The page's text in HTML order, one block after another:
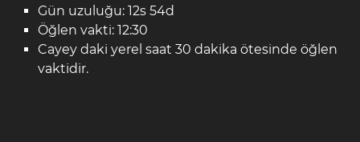
Gün uzuluğu: 12s 54d
Öğlen vakti: 12:30
Cayey daki yerel saat 30 dakika ötesinde öğlen
vaktidir.